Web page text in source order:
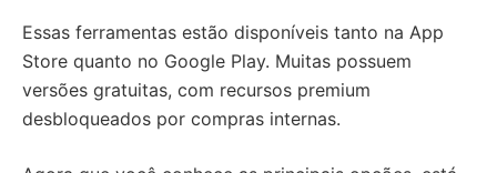
Essas ferramentas estão disponíveis tanto na App
Store quanto no Google Play. Muitas possuem
versões gratuitas, com recursos premium
desbloqueados por compras internas.